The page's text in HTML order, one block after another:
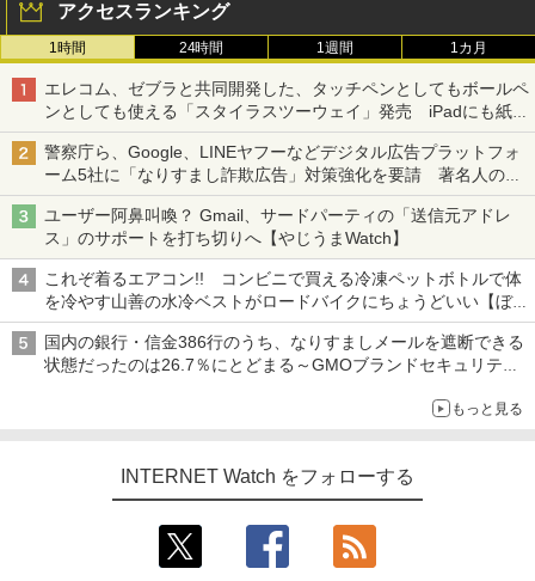
アクセスランキング
1時間 24時間 1週間 1カ月
エレコム、ゼブラと共同開発した、タッチペンとしてもボールペ
ンとしても使える「スタイラスツーウェイ」発売 iPadにも紙に
も、持ち替えずに書き込める
警察庁ら、Google、LINEヤフーなどデジタル広告プラットフォ
ーム5社に「なりすまし詐欺広告」対策強化を要請 著名人の写
真や映像を使った投資詐欺などへの対策として
ユーザー阿鼻叫喚？ Gmail、サードパーティの「送信元アドレ
ス」のサポートを打ち切りへ【やじうまWatch】
これぞ着るエアコン!! コンビニで買える冷凍ペットボトルで体
を冷やす山善の水冷ベストがロードバイクにちょうどいい【ぼっ
ち・ざ・ろーど！その14】【空いた時間でなにしてる？】
国内の銀行・信金386行のうち、なりすましメールを遮断できる
状態だったのは26.7％にとどまる～GMOブランドセキュリティ
もっと見る
INTERNET Watch をフォローする